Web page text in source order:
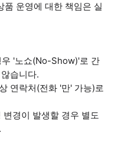
운영에 대한 책임은 실
우 '노쇼(No-Show)'로 간
습니다.
연락처(전화 '만' 가능)로
경이 발생할 경우 별도